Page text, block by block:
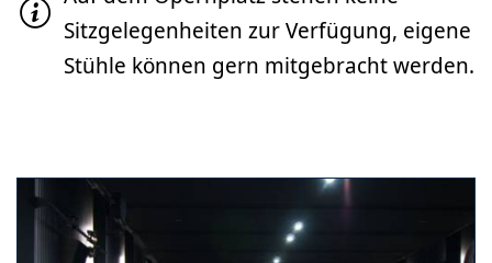
Sitzgelegenheiten zur Verfügung, eigene
Stühle können gern mitgebracht werden.